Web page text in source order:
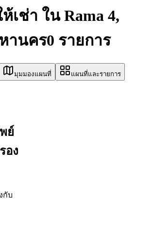
เช่า ใน Rama 4,
านคร0 รายการ
มุมมองแผนที่ แผนที่และรายการ
ย์
อง
กับ